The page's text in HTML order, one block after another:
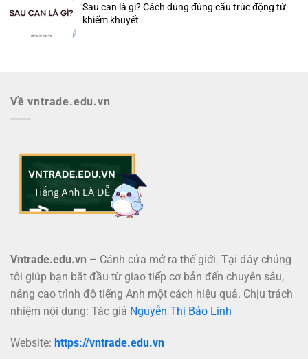
Sau can là gì? Cách dùng đúng cấu trúc động từ
khiếm khuyết
Về vntrade.edu.vn
Vntrade.edu.vn – Cánh cửa mở ra thế giới. Tại đây chúng
tôi giúp bạn bắt đầu từ giao tiếp cơ bản đến chuyên sâu,
nâng cao trình độ tiếng Anh một cách hiệu quả. Chịu trách
nhiệm nội dung: Tác giả Nguyễn Thị Bảo Linh
Website: https://vntrade.edu.vn